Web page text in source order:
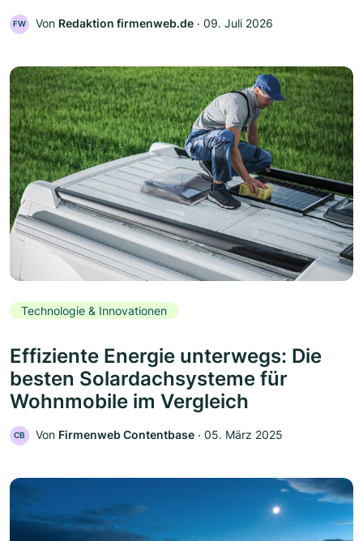
FW Von Redaktion firmenweb.de ‧ 09. Juli 2026
Technologie & Innovationen
Effiziente Energie unterwegs: Die
besten Solardachsysteme für
Wohnmobile im Vergleich
CB Von Firmenweb Contentbase ‧ 05. März 2025